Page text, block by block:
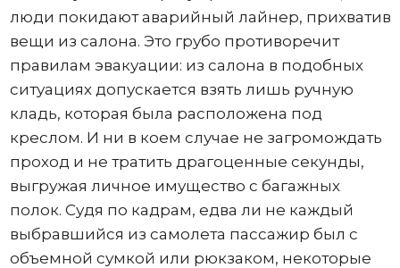
люди покидают аварийный лайнер, прихватив
вещи из салона. Это грубо противоречит
правилам эвакуации: из салона в подобных
ситуациях допускается взять лишь ручную
кладь, которая была расположена под
креслом. И ни в коем случае не загромождать
проход и не тратить драгоценные секунды,
выгружая личное имущество с багажных
полок. Судя по кадрам, едва ли не каждый
выбравшийся из самолета пассажир был с
объемной сумкой или рюкзаком, некоторые